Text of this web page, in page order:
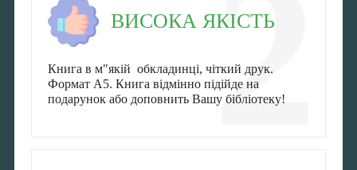
2
ВИСОКА ЯКІСТЬ
Книга в м"якій обкладинці, чіткий друк.
Формат А5. Книга відмінно підійде на
подарунок або доповнить Вашу бібліотеку!